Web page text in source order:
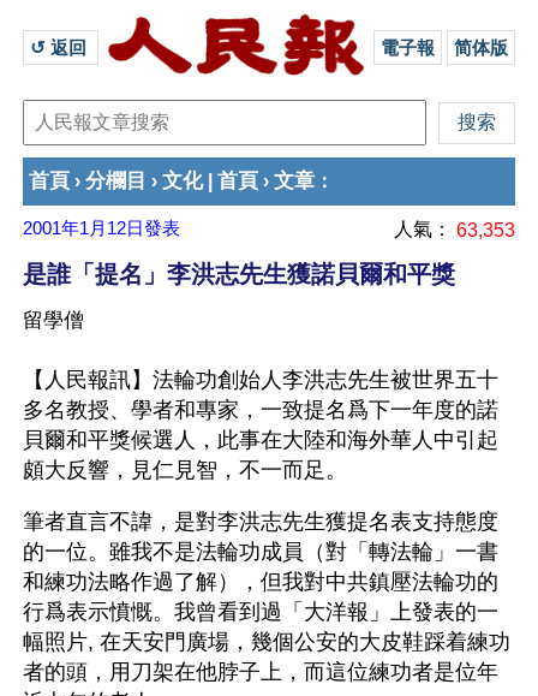
↺ 返回 電子報 简体版
首頁 › 分欄目 › 文化| 首頁 › 文章 ：
2001年1月12日發表 人氣： 63,353
是誰「提名」李洪志先生獲諾貝爾和平獎
留學僧
【人民報訊】法輪功創始人李洪志先生被世界五十
多名教授、學者和專家，一致提名爲下一年度的諾
貝爾和平獎候選人，此事在大陸和海外華人中引起
頗大反響，見仁見智，不一而足。
筆者直言不諱，是對李洪志先生獲提名表支持態度
的一位。雖我不是法輪功成員（對「轉法輪」一書
和練功法略作過了解），但我對中共鎮壓法輪功的
行爲表示憤慨。我曾看到過「大洋報」上發表的一
幅照片, 在天安門廣場，幾個公安的大皮鞋踩着練功
者的頭，用刀架在他脖子上，而這位練功者是位年